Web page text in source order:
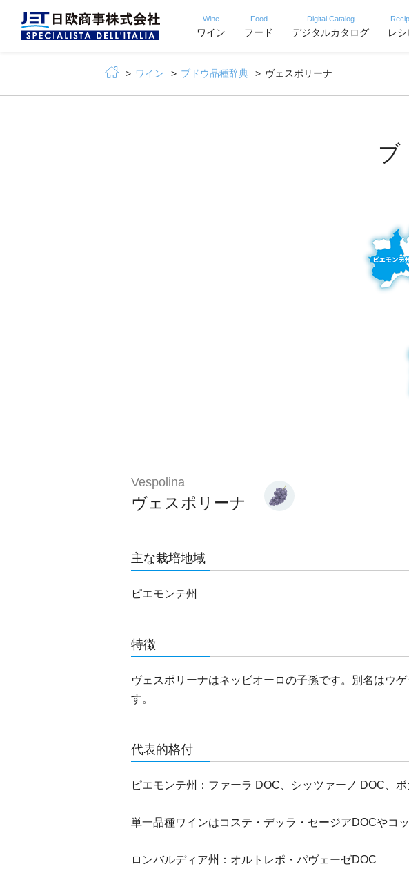
Wine
ワイン
Food
フード
Digital Catalog
デジタルカタログ レ
ワイン ブドウ品種辞典 ヴェスポリーナ
ブ
Vespolina
ヴェスポリーナ
主な栽培地域
ピエモンテ州
特徴
ヴェスポリーナはネッビオーロの子孫です。別名はウ
す。
代表的格付
ピエモンテ州：ファーラ DOC、シッツァーノ DOC、
単一品種ワインはコステ・デッラ・セージアDOCやコ
ロンバルディア州：オルトレポ・パヴェーゼDOC